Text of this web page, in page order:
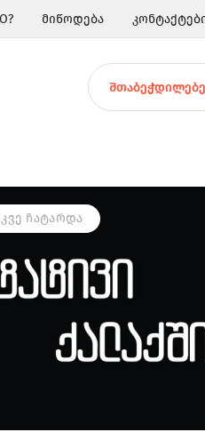
მიწოდება
ᲩᲐᲢᲐᲠᲓᲐ